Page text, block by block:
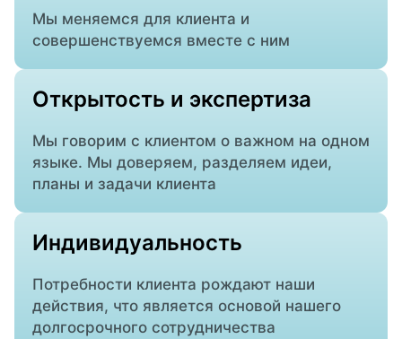
Мы меняемся для клиента и
совершенствуемся вместе с ним
Открытость и экспертиза
Мы говорим с клиентом о важном на одном
языке. Мы доверяем, разделяем идеи,
планы и задачи клиента
Индивидуальность
Потребности клиента рождают наши
действия, что является основой нашего
долгосрочного сотрудничества